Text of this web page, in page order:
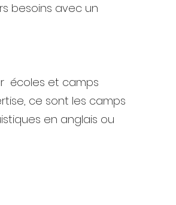
besoins avec un
écoles et camps
ce sont les camps
en anglais ou